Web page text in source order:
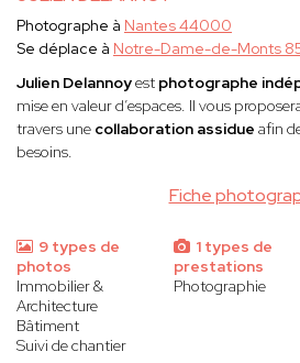
Fiche
Photographe à Nantes 44000
Se déplace à Notre-Dame-de-Monts
Julien Delannoyest photographe
mise en valeur d’espaces. Il vous
travers une collaboration assidue afin
besoins.
9 types de
photos
Immobilier &
Architecture
Bâtiment
Suivi de chantier
1 types de
prestations
Photographie